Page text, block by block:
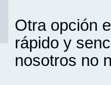
Otra opción
rápido y
nosotros no